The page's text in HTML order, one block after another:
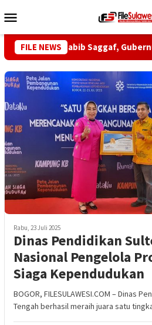
ke
Mobile
FILE NEWS
Haul ke-5 Habib Saggaf, Gubernur
Rabu, 23 Juli 2025
Dinas Pendidikan
Nasional Pengelola
Siaga Kependudukan
BOGOR, FILESULAWESI.COM – Dinas
Tengah berhasil meraih juara satu